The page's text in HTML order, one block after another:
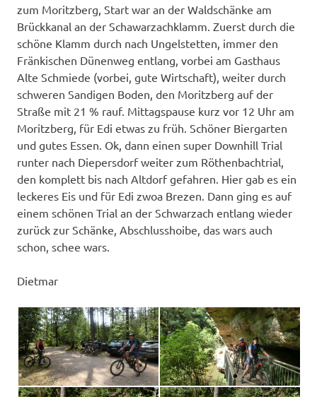
zum Moritzberg, Start war an der Waldschänke am
Brückkanal an der Schawarzachklamm. Zuerst durch die
schöne Klamm durch nach Ungelstetten, immer den
Fränkischen Dünenweg entlang, vorbei am Gasthaus
Alte Schmiede (vorbei, gute Wirtschaft), weiter durch
schweren Sandigen Boden, den Moritzberg auf der
Straße mit 21 % rauf. Mittagspause kurz vor 12 Uhr am
Moritzberg, für Edi etwas zu früh. Schöner Biergarten
und gutes Essen. Ok, dann einen super Downhill Trial
runter nach Diepersdorf weiter zum Röthenbachtrial,
den komplett bis nach Altdorf gefahren. Hier gab es ein
leckeres Eis und für Edi zwoa Brezen. Dann ging es auf
einem schönen Trial an der Schwarzach entlang wieder
zurück zur Schänke, Abschlusshoibe, das wars auch
schon, schee wars.
Dietmar